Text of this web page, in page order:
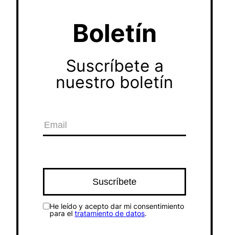
Boletín
Suscríbete a
nuestro boletín
He leído y acepto dar mi consentimiento
para el tratamiento de datos.